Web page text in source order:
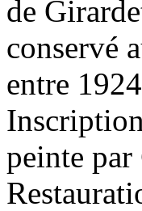
de
conservé
entre
peinte